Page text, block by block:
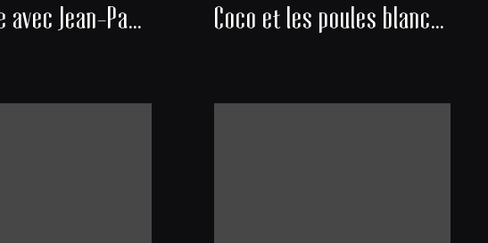
Rencontre avec Jean-Paul Michel Coco et les poules blanches